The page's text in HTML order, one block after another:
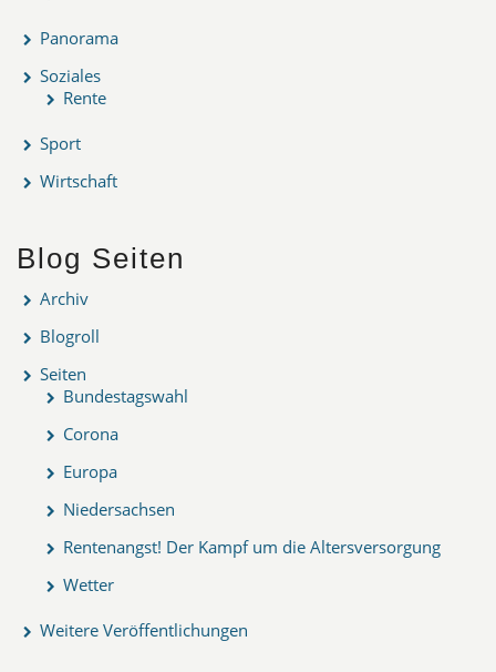
Panorama
Soziales
Rente
Sport
Wirtschaft
Blog Seiten
Archiv
Blogroll
Seiten
Bundestagswahl
Corona
Europa
Niedersachsen
Rentenangst! Der Kampf um die Altersversorgung
Wetter
Weitere Veröffentlichungen